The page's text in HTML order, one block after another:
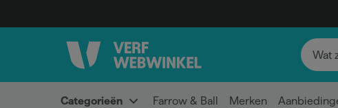
Categorieën Farrow & Ball Merken